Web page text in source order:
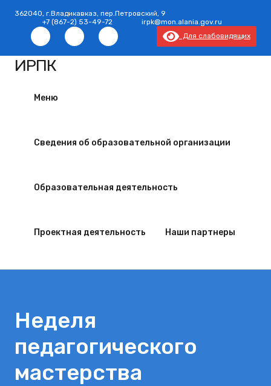
362040, г.Владикавказ, пер.Петровский, 9
+7 (867-2) 53-49-72
irpk@mon.alania.gov.ru
Для слабовидящих
ИРПК
Меню
Сведения об образовательной организации
Образовательная деятельность
Проектная деятельность Наши партнеры
Неделя
педагогического
мастерства